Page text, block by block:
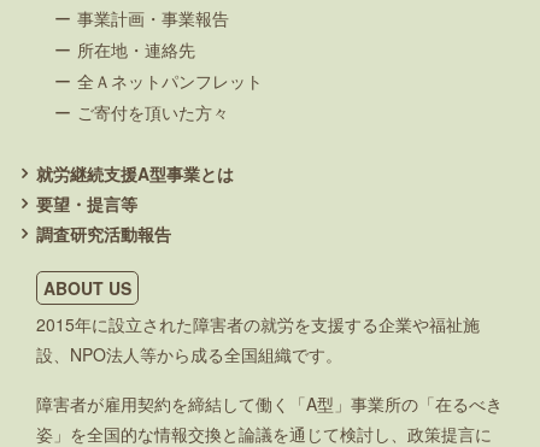
事業計画・事業報告
所在地・連絡先
全Ａネットパンフレット
ご寄付を頂いた方々
就労継続支援A型事業とは
要望・提言等
調査研究活動報告
ABOUT US
2015年に設立された障害者の就労を支援する企業や福祉施
設、NPO法人等から成る全国組織です。
障害者が雇用契約を締結して働く「A型」事業所の「在るべき
姿」を全国的な情報交換と論議を通じて検討し、政策提言に